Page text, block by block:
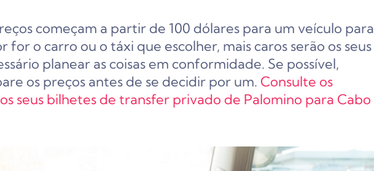
começam a partir de 100 dólares para um veículo para
for o carro ou o táxi que escolher, mais caros serão os seus
planear as coisas em conformidade. Se possível,
os preços antes de se decidir por um. Consulte os
seus bilhetes de transfer privado de Palomino para Cabo